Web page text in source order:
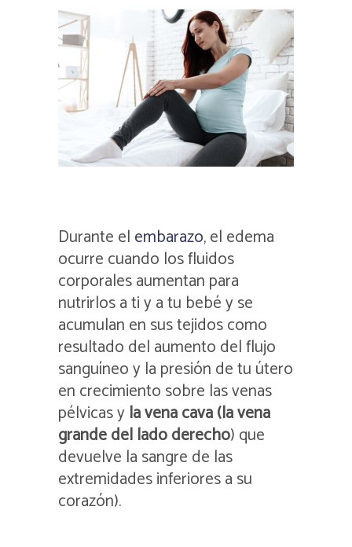
Durante el embarazo, el edema
ocurre cuando los fluidos
corporales aumentan para
nutrirlos a ti y a tu bebé y se
acumulan en sus tejidos como
resultado del aumento del flujo
sanguíneo y la presión de tu útero
en crecimiento sobre las venas
pélvicas y la vena cava (la vena
grande del lado derecho) que
devuelve la sangre de las
extremidades inferiores a su
corazón).